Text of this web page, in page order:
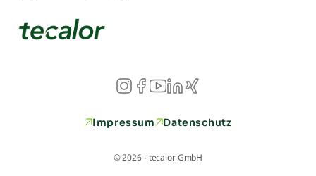
Impressum Datenschutz
© 2026 - tecalor GmbH